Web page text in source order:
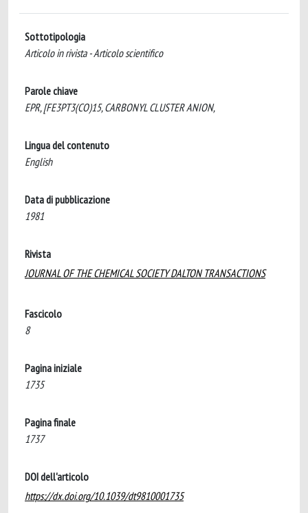
Sottotipologia
Articolo in rivista - Articolo scientifico
Parole chiave
EPR, [FE3PT3(CO)15, CARBONYL CLUSTER ANION,
Lingua del contenuto
English
Data di pubblicazione
1981
Rivista
JOURNAL OF THE CHEMICAL SOCIETY DALTON TRANSACTIONS
Fascicolo
8
Pagina iniziale
1735
Pagina finale
1737
DOI dell'articolo
https://dx.doi.org/10.1039/dt9810001735